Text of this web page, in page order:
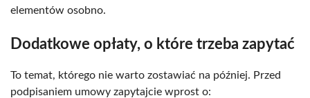
elementów osobno.
Dodatkowe opłaty, o które trzeba zapytać
To temat, którego nie warto zostawiać na później. Przed
podpisaniem umowy zapytajcie wprost o: